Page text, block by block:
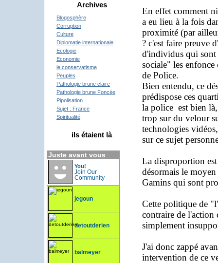
Archives
Blogosphère
Corruption
Culture
Diplomatie internationale
Ecologie
Economie
le conservatisme
Peuples
Pathologie brune claire
Pathologie brune Foncée
Pipolisation
Sujet : France
Spiritualité
ils étaient là
Juste avant vous
You!
Join Our
Community
jegoun
detoutderien
balmeyer
En effet comment
a eu lieu à la fois
proximité (par
? c'est faire preuve
d'individus qui sont
sociale" les enfonce
de Police.
Bien entendu, ce
prédispose ces
la police est bien
trop sur du velour
technologies
sur ce sujet
La disproportion
désormais le
Gamins qui sont
Cette politique de
contraire de l'action
simplement
J'ai donc zappé
intervention de ce